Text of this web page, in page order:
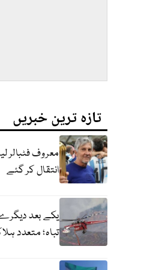
تازہ ترین خبریں
معروف فٹبالر
انتقال کر گئے
تباہ؛ متعدد